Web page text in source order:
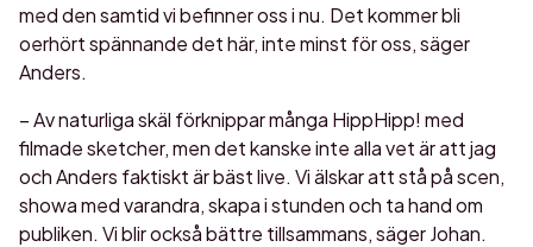
med den samtid vi befinner oss i nu. Det kommer bli
oerhört spännande det här, inte minst för oss, säger
Anders.
– Av naturliga skäl förknippar många HippHipp! med
filmade sketcher, men det kanske inte alla vet är att jag
och Anders faktiskt är bäst live. Vi älskar att stå på scen,
showa med varandra, skapa i stunden och ta hand om
publiken. Vi blir också bättre tillsammans, säger Johan.